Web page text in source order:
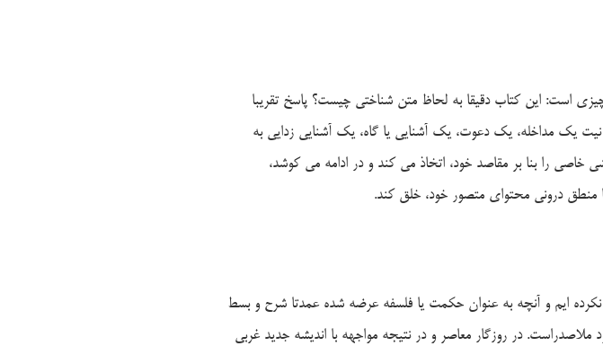
است: این کتاب دقیقا به لحاظ متن شناختی چیست؟ پاسخ تقریبا
یک مداخله، یک دعوت، یک آشنایی یا گاه، یک آشنایی زدایی به
را بنا بر مقاصد خود، اتخاذ می کند و در ادامه می کوشد،
درونی محتوای متصور خود، خلق کند.
ایم و آنچه به عنوان حکمت یا فلسفه عرضه شده عمدتا شرح و بسط
در روزگار معاصر و در نتیجه مواجهه با اندیشه جدید غربی